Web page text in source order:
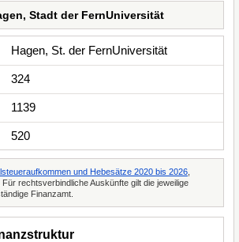
Stadt der FernUniversität
Hagen, St. der FernUniversität
324
1139
520
und Hebesätze 2020 bis 2026
rechtsverbindliche Auskünfte gilt die jeweilige
Finanzamt.